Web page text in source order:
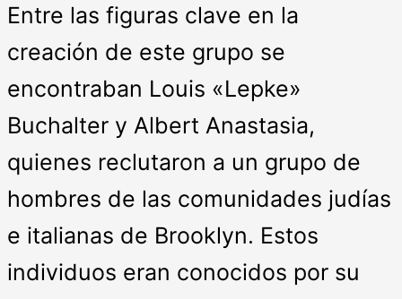
Entre las figuras clave en la
creación de este grupo se
encontraban Louis «Lepke»
Buchalter y Albert Anastasia,
quienes reclutaron a un grupo de
hombres de las comunidades judías
e italianas de Brooklyn. Estos
individuos eran conocidos por su